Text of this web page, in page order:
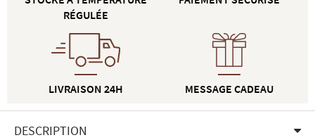
RÉGULÉE
LIVRAISON 24H MESSAGE CADEAU
DESCRIPTION